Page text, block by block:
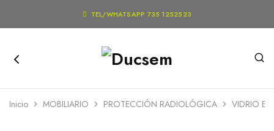
 TEL/WHATSAPP 735 1252523
Inicio MOBILIARIO PROTECCIÓN RADIOLÓGICA VIDRIO